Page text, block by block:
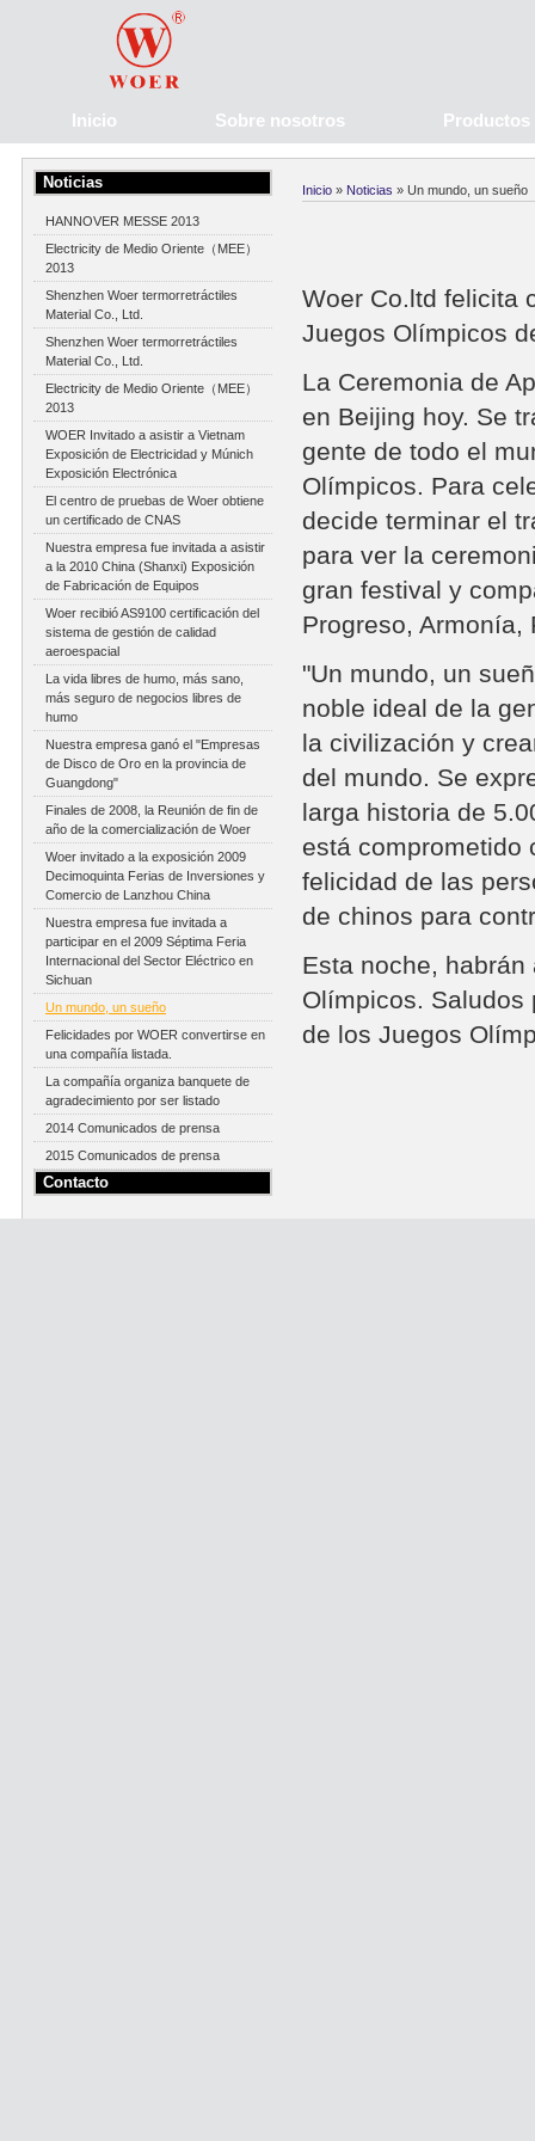
Inicio Sobre nosotros Productos
Noticias
HANNOVER MESSE 2013
Electricity de Medio Oriente（MEE）
2013
Shenzhen Woer termorretráctiles
Material Co., Ltd.
Shenzhen Woer termorretráctiles
Material Co., Ltd.
Electricity de Medio Oriente（MEE）
2013
WOER Invitado a asistir a Vietnam
Exposición de Electricidad y Múnich
Exposición Electrónica
El centro de pruebas de Woer obtiene
un certificado de CNAS
Nuestra empresa fue invitada a asistir
a la 2010 China (Shanxi) Exposición
de Fabricación de Equipos
Woer recibió AS9100 certificación del
sistema de gestión de calidad
aeroespacial
La vida libres de humo, más sano,
más seguro de negocios libres de
humo
Nuestra empresa ganó el "Empresas
de Disco de Oro en la provincia de
Guangdong"
Finales de 2008, la Reunión de fin de
año de la comercialización de Woer
Woer invitado a la exposición 2009
Decimoquinta Ferias de Inversiones y
Comercio de Lanzhou China
Nuestra empresa fue invitada a
participar en el 2009 Séptima Feria
Internacional del Sector Eléctrico en
Sichuan
Un mundo, un sueño
Felicidades por WOER convertirse en
una compañía listada.
La compañía organiza banquete de
agradecimiento por ser listado
2014 Comunicados de prensa
2015 Comunicados de prensa
Contacto
Inicio » Noticias » Un mundo, un sueño
Woer Co.ltd felicita
Juegos Olímpicos
La Ceremonia de
en Beijing hoy. Se
gente de todo el
Olímpicos. Para
decide terminar el
para ver la
gran festival y
Progreso,
"Un mundo, un
noble ideal de la
la civilización y
del mundo. Se
larga historia de
está comprometido
felicidad de las
de chinos para
Esta noche,
Olímpicos.
de los Juegos